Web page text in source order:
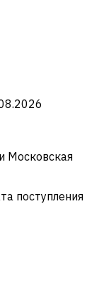
Московская
поступления